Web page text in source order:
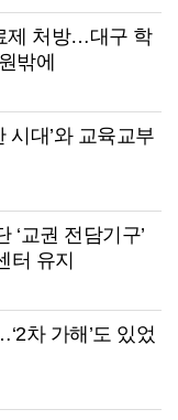
제 처방…대구 학
밖에
시대’와 교육교부
‘교권 전담기구’
터 유지
차 가해’도 있었